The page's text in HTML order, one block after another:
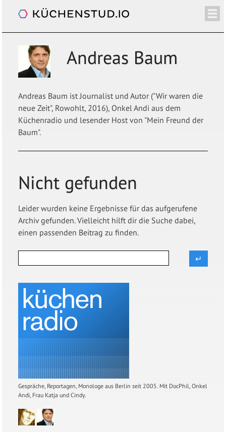
/+ ÜBER SHOP NEWSLETTER
KALENDER
Andreas Baum
Andreas Baum ist Journalist und Autor ("Wir waren die
neue Zeit", Rowohlt, 2016), Onkel Andi aus dem
Küchenradio und lesender Host von "Mein Freund der
Baum".
Nicht gefunden
Leider wurden keine Ergebnisse für das aufgerufene
Archiv gefunden. Vielleicht hilft dir die Suche dabei,
einen passenden Beitrag zu finden.
Gespräche, Reportagen, Monologe aus Berlin seit 2005. Mit DocPhil, Onkel
Andi, Frau Katja und Cindy.